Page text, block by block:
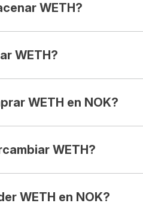
WETH?
WETH?
WETH en NOK?
WETH?
WETH en NOK?